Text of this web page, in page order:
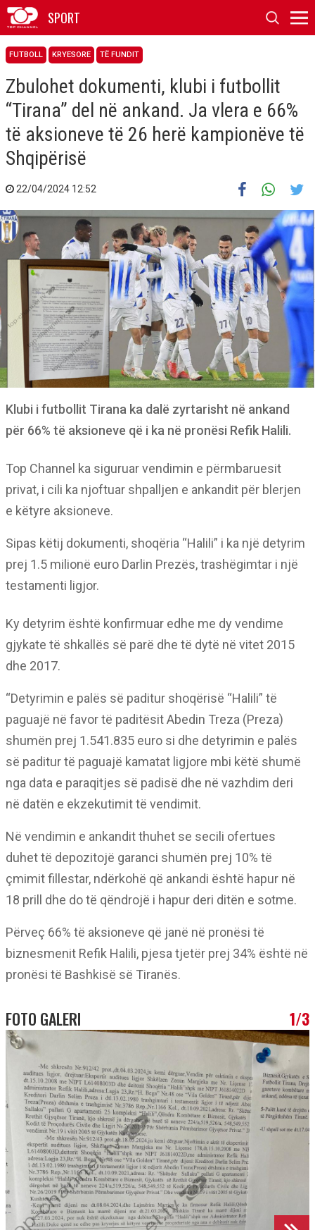
SPORT
FUTBOLL KRYESORE TË FUNDIT
Zbulohet dokumenti, klubi i futbollit
“Tirana” del në ankand. Ja vlera e 66%
të aksioneve të 26 herë kampionëve të
Shqipërisë
22/04/2024 12:52
Klubi i futbollit Tirana ka dalë zyrtarisht në ankand
për 66% të aksioneve që i ka në pronësi Refik Halili.
Top Channel ka siguruar vendimin e përmbaruesit
privat, i cili ka njoftuar shpalljen e ankandit për blerjen
e këtyre aksioneve.
Sipas këtij dokumenti, shoqëria “Halili” i ka një detyrim
prej 1.5 milionë euro Darlin Prezës, trashëgimtar i një
testamenti ligjor.
Ky detyrim është konfirmuar edhe me dy vendime
gjykate të shkallës së parë dhe të dytë në vitet 2015
dhe 2017.
“Detyrimin e palës së paditur shoqërisë “Halili” të
paguajë në favor të paditësit Abedin Treza (Preza)
shumën prej 1.541.835 euro si dhe detyrimin e palës
së paditur të paguajë kamatat ligjore mbi këtë shumë
nga data e paraqitjes së padisë dhe në vazhdim deri
në datën e ekzekutimit të vendimit.
Në vendimin e ankandit thuhet se secili ofertues
duhet të depozitojë garanci shumën prej 10% të
çmimit fillestar, ndërkohë që ankandi është hapur në
18 prill dhe do të qëndrojë i hapur deri ditën e sotme.
Përveç 66% të aksioneve që janë në pronësi të
biznesmenit Refik Halili, pjesa tjetër prej 34% është në
pronësi të Bashkisë së Tiranës.
FOTO GALERI 1/3